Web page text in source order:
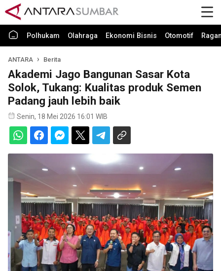
Polhukam Olahraga Ekonomi Bisnis Otomotif
ANTARA Berita
Akademi Jago Bangunan Sasar Kota
Solok, Tukang: Kualitas produk Semen
Padang jauh lebih baik
Senin, 18 Mei 2026 16:01 WIB